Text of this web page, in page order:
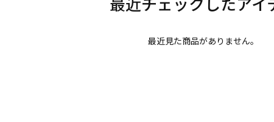
最近見た商品がありません。